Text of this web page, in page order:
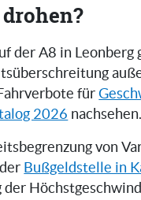
der A8 in
für
2026 nachsehen.
von
Bußgeldstelle in
der